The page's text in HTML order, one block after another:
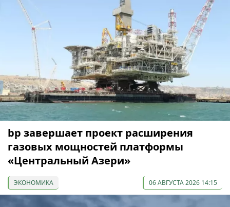
bp завершает проект расширения
газовых мощностей платформы
«Центральный Азери»
ЭКОНОМИКА 06 АВГУСТА 2026 14:15